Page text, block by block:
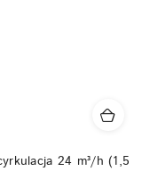
24 m³/h (1,5